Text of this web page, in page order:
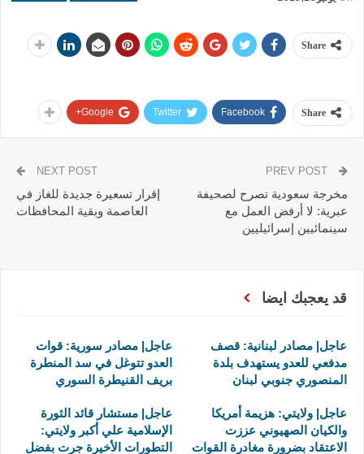
Share
Share
Facebook
Twitter
Google+
مخرجة سعودية تصرح لصحيفة
عبرية: لا أرفض العمل مع
سينمائيين إسرائيليين
NEXT POST
إقرار تسعيرة جديدة للغاز في
العاصمة وبقية المحافظات
قد يعجبك ايضا
عاجل| مصادر لبنانية: قصف
مدفعي للعدو يستهدف بلدة
المنصوري جنوبي لبنان
عاجل| مصادر سورية: قوات
العدو تتوغل في سد المنطرة
بريف القنيطرة السوري
عاجل| ولايتي: هزيمة أمريكا
والكيان الصهيوني عززت
الاعتقاد بضرورة مغادرة القوات
عاجل| مستشار قائد الثورة
الإسلامية علي أكبر ولايتي:
التطورات الأخيرة جرت بفضل